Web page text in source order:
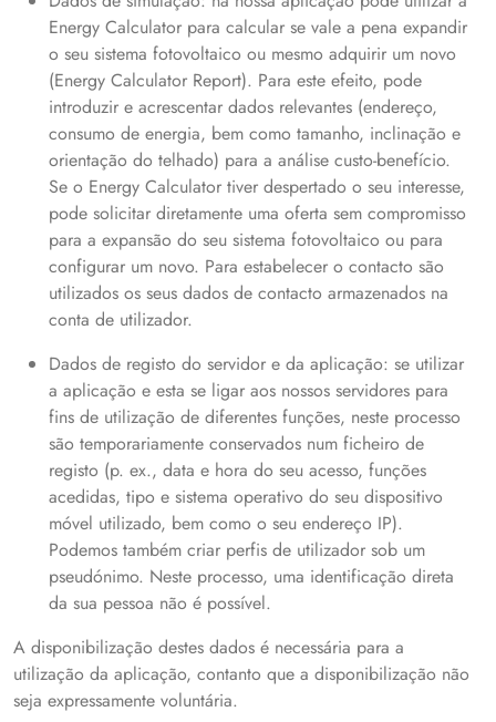
Energy Calculator para calcular se vale a pena expandir
o seu sistema fotovoltaico ou mesmo adquirir um novo
(Energy Calculator Report). Para este efeito, pode
introduzir e acrescentar dados relevantes (endereço,
consumo de energia, bem como tamanho, inclinação e
orientação do telhado) para a análise custo-benefício.
Se o Energy Calculator tiver despertado o seu interesse,
pode solicitar diretamente uma oferta sem compromisso
para a expansão do seu sistema fotovoltaico ou para
configurar um novo. Para estabelecer o contacto são
utilizados os seus dados de contacto armazenados na
conta de utilizador.
Dados de registo do servidor e da aplicação: se utilizar
a aplicação e esta se ligar aos nossos servidores para
fins de utilização de diferentes funções, neste processo
são temporariamente conservados num ficheiro de
registo (p. ex., data e hora do seu acesso, funções
acedidas, tipo e sistema operativo do seu dispositivo
móvel utilizado, bem como o seu endereço IP).
Podemos também criar perfis de utilizador sob um
pseudónimo. Neste processo, uma identificação direta
da sua pessoa não é possível.
A disponibilização destes dados é necessária para a
utilização da aplicação, contanto que a disponibilização não
seja expressamente voluntária.